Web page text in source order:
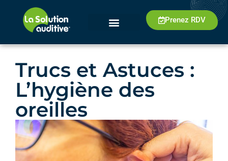
Prenez RDV
Trucs et Astuces :
L’hygiène des
oreilles